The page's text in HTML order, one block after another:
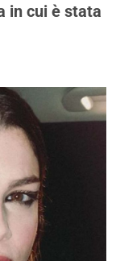
in cui è stata